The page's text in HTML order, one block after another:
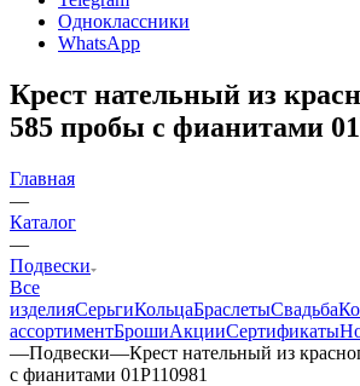
Одноклассники
WhatsApp
Крест нательный из
585 пробы с фианитами
Главная
—
Каталог
—
Подвески
Все
изделияСерьгиКольцаБраслетыСвадьба
ассортиментБрошиАкцииСертификаты
—Подвески—Крест нательный из
с фианитами 01Р110981